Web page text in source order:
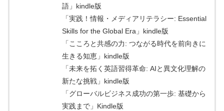
語」kindle版
「実践！情報・メディアリテラシー: Essential
Skills for the Global Era」kindle版
「こころと共感の力: つながる時代を前向きに
生きる知恵」kindle版
「未来を拓く英語習得革命: AIと異文化理解の
新たな挑戦」kindle版
「グローバルビジネス成功の第一歩: 基礎から
実践まで」Kindle版